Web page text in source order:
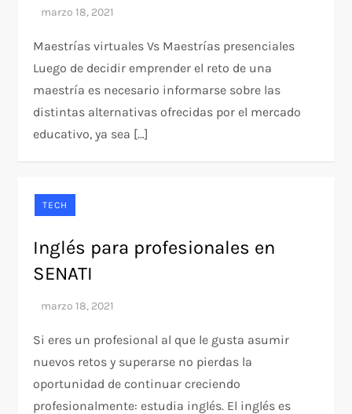
Maestrías virtuales Vs Maestrías presenciales
Luego de decidir emprender el reto de una
maestría es necesario informarse sobre las
distintas alternativas ofrecidas por el mercado
educativo, ya sea […]
TECH
Inglés para profesionales en
SENATI
Si eres un profesional al que le gusta asumir
nuevos retos y superarse no pierdas la
oportunidad de continuar creciendo
profesionalmente: estudia inglés. El inglés es